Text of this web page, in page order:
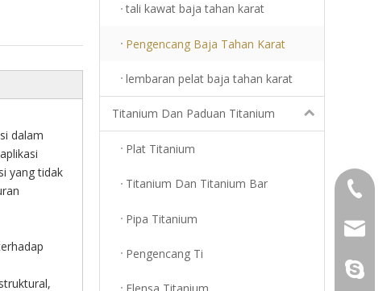
dalam
yang tidak
tali kawat baja tahan karat
Pengencang Baja Tahan Karat
lembaran pelat baja tahan karat
Titanium Dan Paduan Titanium
Plat Titanium
Titanium Dan Titanium Bar
Pipa Titanium
Pengencang Ti
+86-